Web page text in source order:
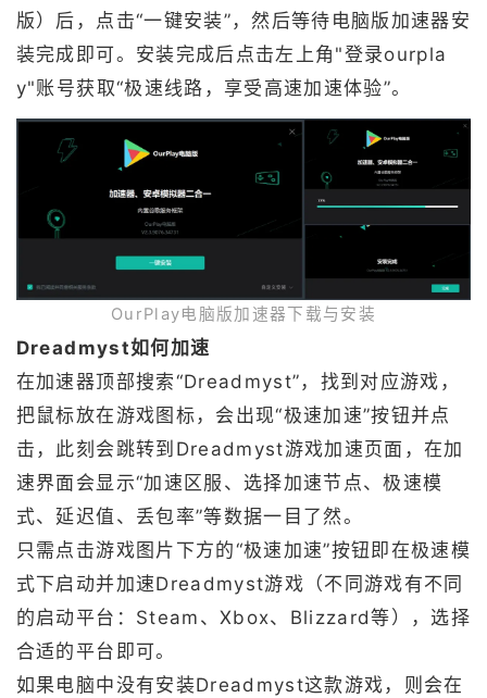
版）后，点击“一键安装”，然后等待电脑版加速器安
装完成即可。安装完成后点击左上角"登录ourpla
y"账号获取“极速线路，享受高速加速体验”。
OurPlay电脑版加速器下载与安装
Dreadmyst如何加速
在加速器顶部搜索“Dreadmyst”，找到对应游戏，
把鼠标放在游戏图标，会出现“极速加速”按钮并点
击，此刻会跳转到Dreadmyst游戏加速页面，在加
速界面会显示“加速区服、选择加速节点、极速模
式、延迟值、丢包率”等数据一目了然。
只需点击游戏图片下方的“极速加速”按钮即在极速模
式下启动并加速Dreadmyst游戏（不同游戏有不同
的启动平台：Steam、Xbox、Blizzard等），选择
合适的平台即可。
如果电脑中没有安装Dreadmyst这款游戏，则会在